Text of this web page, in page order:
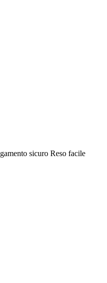
sicuro Reso facile